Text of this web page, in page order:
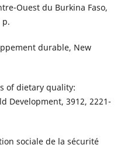
Ouest du Burkina Faso,
p.
durable, New
of dietary quality:
Development, 3912, 2221-
sociale de la sécurité